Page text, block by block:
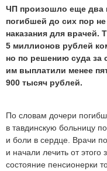
ЧП произошло еще два
погибшей до сих пор
наказания для
5 миллионов рублей
но по решению суда за
им выплатили менее
900 тысяч рублей.
По словам дочери
в тавдинскую больницу
и боли в сердце. Врачи
и начали лечить от
состояние пенсионерки